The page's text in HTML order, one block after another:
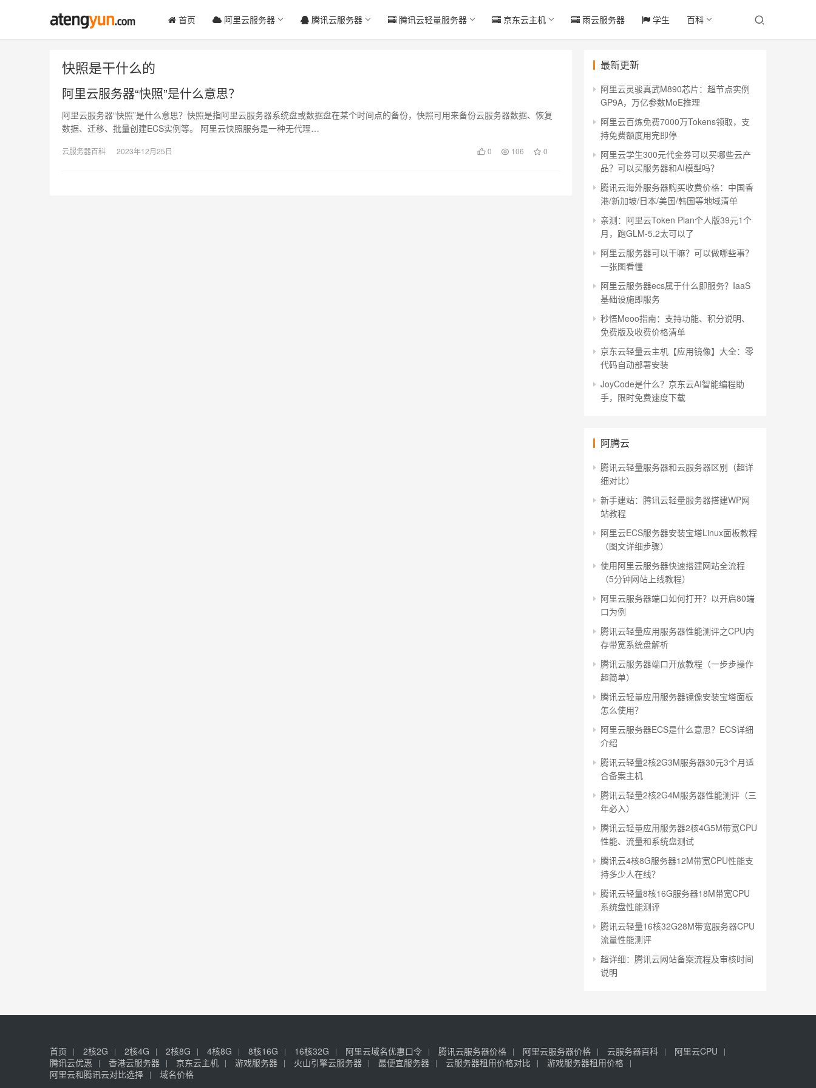
首页 阿里云服务器 腾讯云服务器 腾讯云轻量服务器 京东云主机 雨云服务器 学生 百科
快照是干什么的
阿里云服务器“快照”是什么意思？
阿里云服务器“快照”是什么意思？快照是指阿里云服务器系统盘或数据盘在某个时间点的备份，快照可用来备份云服务器数据、恢复
数据、迁移、批量创建ECS实例等。 阿里云快照服务是一种无代理…
云服务器百科 2023年12月25日 0 106 0
最新更新
阿里云灵骏真武M890芯片：超节点实例
GP9A，万亿参数MoE推理
阿里云百炼免费7000万Tokens领取，支
持免费额度用完即停
阿里云学生300元代金券可以买哪些云产
品？可以买服务器和AI模型吗？
腾讯云海外服务器购买收费价格：中国香
港/新加坡/日本/美国/韩国等地域清单
亲测：阿里云Token Plan个人版39元1个
月，跑GLM-5.2太可以了
阿里云服务器可以干嘛？可以做哪些事？
一张图看懂
阿里云服务器ecs属于什么即服务？IaaS
基础设施即服务
秒悟Meoo指南：支持功能、积分说明、
免费版及收费价格清单
京东云轻量云主机【应用镜像】大全：零
代码自动部署安装
JoyCode是什么？京东云AI智能编程助
手，限时免费速度下载
阿腾云
腾讯云轻量服务器和云服务器区别（超详
细对比）
新手建站：腾讯云轻量服务器搭建WP网
站教程
阿里云ECS服务器安装宝塔Linux面板教程
（图文详细步骤）
使用阿里云服务器快速搭建网站全流程
（5分钟网站上线教程）
阿里云服务器端口如何打开？以开启80端
口为例
腾讯云轻量应用服务器性能测评之CPU内
存带宽系统盘解析
腾讯云服务器端口开放教程（一步步操作
超简单）
腾讯云轻量应用服务器镜像安装宝塔面板
怎么使用？
阿里云服务器ECS是什么意思？ECS详细
介绍
腾讯云轻量2核2G3M服务器30元3个月适
合备案主机
腾讯云轻量2核2G4M服务器性能测评（三
年必入）
腾讯云轻量应用服务器2核4G5M带宽CPU
性能、流量和系统盘测试
腾讯云4核8G服务器12M带宽CPU性能支
持多少人在线？
腾讯云轻量8核16G服务器18M带宽CPU
系统盘性能测评
腾讯云轻量16核32G28M带宽服务器CPU
流量性能测评
超详细：腾讯云网站备案流程及审核时间
说明
首页 2核2G 2核4G 2核8G 4核8G 8核16G 16核32G 阿里云域名优惠口令 腾讯云服务器价格 阿里云服务器价格 云服务器百科
阿里云CPU
腾讯云优惠
香港云服务器 京东云主机 游戏服务器 火山引擎云服务器 最便宜服务器 云服务器租用价格对比
游戏服务器租用价格
阿里云和腾讯云对比选择
域名价格